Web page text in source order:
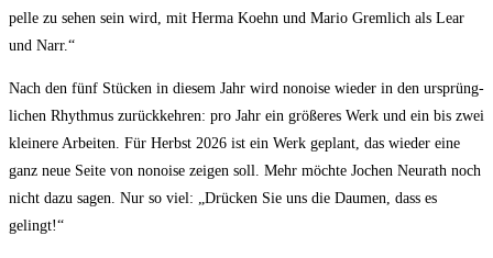
pel­le zu sehen sein wird, mit Her­ma Koehn und Mario Grem­lich als Lear
und Narr.“
Nach den fünf Stü­cken in die­sem Jahr wird nonoi­se wie­der in den ursprüng­
li­chen Rhyth­mus zurück­keh­ren: pro Jahr ein grö­ße­res Werk und ein bis zwei
klei­ne­re Arbei­ten. Für Herbst 2026 ist ein Werk geplant, das wie­der eine
ganz neue Sei­te von nonoi­se zei­gen soll. Mehr möch­te Jochen Neu­r­a­th noch
nicht dazu sagen. Nur so viel: „Drü­cken Sie uns die Dau­men, dass es
gelingt!“